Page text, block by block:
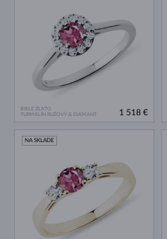
BIELE ZLATO
TURMALÍN RUŽOVÝ & DIAMANT
1 518 €
NA SKLADE